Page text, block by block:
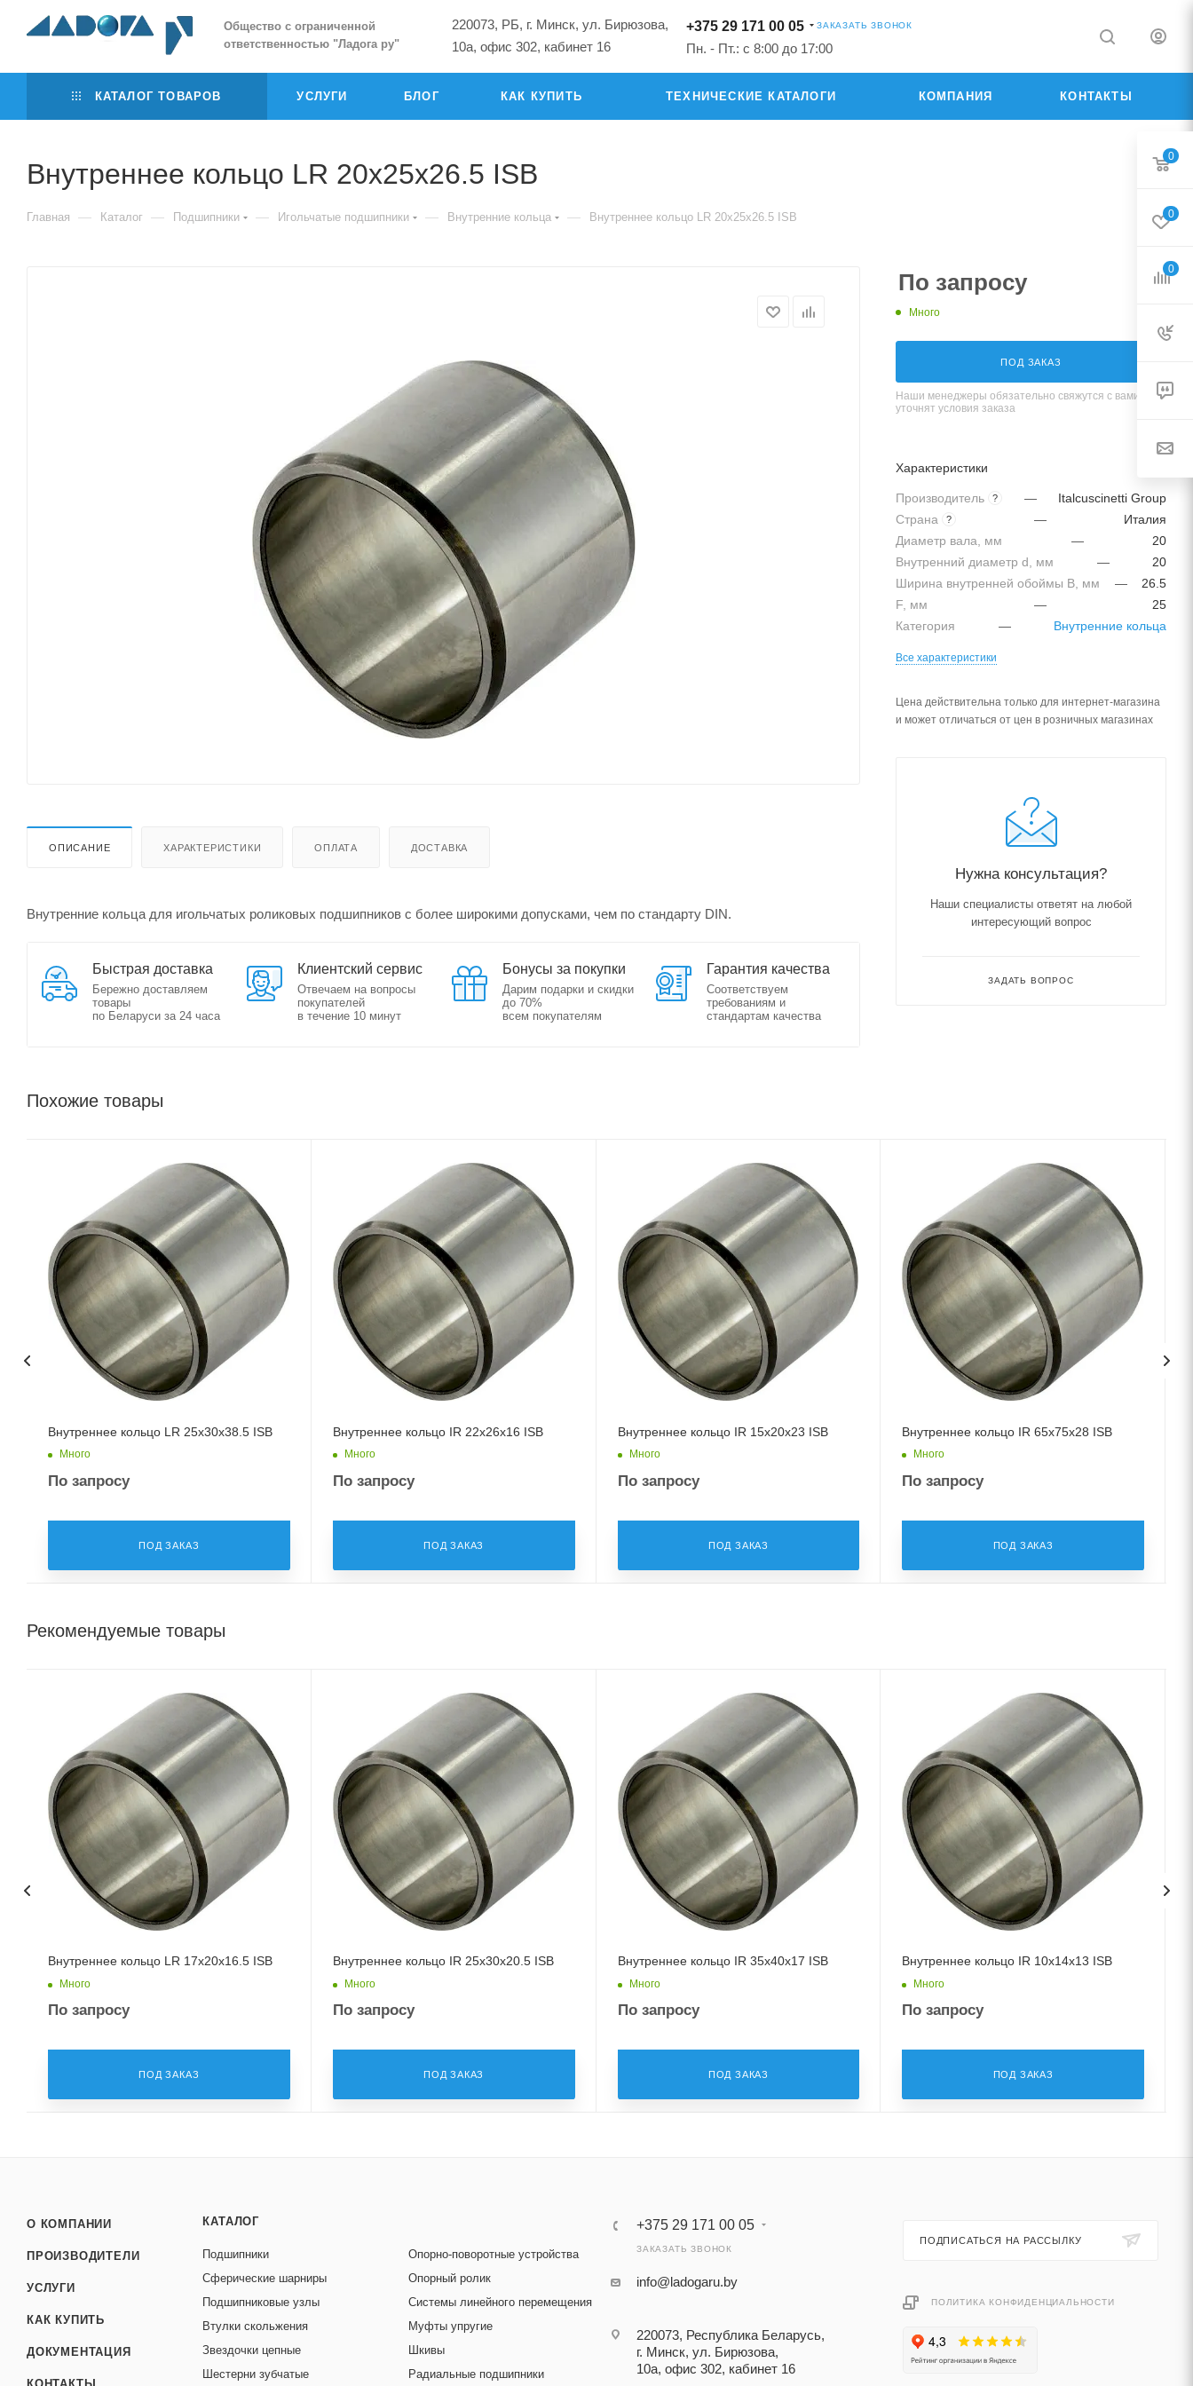
Общество с ограниченной
ответственностью "Ладога ру"
220073, РБ, г. Минск, ул. Бирюзова,
10а, офис 302, кабинет 16
+375 29 171 00 05 ЗАКАЗАТЬ ЗВОНОК
Пн. - Пт.: с 8:00 до 17:00
КАТАЛОГ ТОВАРОВ УСЛУГИ БЛОГ КАК КУПИТЬ ТЕХНИЧЕСКИЕ КАТАЛОГИ КОМПАНИЯ КОНТАКТЫ
Внутреннее кольцо LR 20x25x26.5 ISB
Главная — Каталог — Подшипники — Игольчатые подшипники — Внутренние кольца — Внутреннее кольцо LR 20x25x26.5 ISB
ОПИСАНИЕ ХАРАКТЕРИСТИКИ ОПЛАТА ДОСТАВКА
Внутренние кольца для игольчатых роликовых подшипников с более широкими допусками, чем по стандарту DIN.
Быстрая доставка
Бережно доставляем
товары
по Беларуси за 24 часа
Клиентский сервис
Отвечаем на вопросы
покупателей
в течение 10 минут
Бонусы за покупки
Дарим подарки и скидки
до 70%
всем покупателям
Гарантия качества
Соответствуем
требованиям и
стандартам качества
По запросу
Много
ПОД ЗАКАЗ
Наши менеджеры обязательно свяжутся с вами и
уточнят условия заказа
Характеристики
Производитель ? —
Italcuscinetti Group
Страна
? —
Италия
Диаметр вала, мм
—
20
Внутренний диаметр d, мм
—
20
Ширина внутренней обоймы B, мм
—
26.5
F, мм
—
25
Категория
— Внутренние кольца
Все характеристики
Цена действительна только для интернет-магазина
и может отличаться от цен в розничных магазинах
Нужна консультация?
Наши специалисты ответят на любой
интересующий вопрос
ЗАДАТЬ ВОПРОС
Похожие товары
Внутреннее кольцо LR 25x30x38.5 ISB
Много
По запросу
ПОД ЗАКАЗ
Внутреннее кольцо IR 22x26x16 ISB
Много
По запросу
ПОД ЗАКАЗ
Внутреннее кольцо IR 15x20x23 ISB
Много
По запросу
ПОД ЗАКАЗ
Внутреннее кольцо IR 65x75x28 ISB
Много
По запросу
ПОД ЗАКАЗ
Рекомендуемые товары
Внутреннее кольцо LR 17x20x16.5 ISB
Много
По запросу
ПОД ЗАКАЗ
Внутреннее кольцо IR 25x30x20.5 ISB
Много
По запросу
ПОД ЗАКАЗ
Внутреннее кольцо IR 35x40x17 ISB
Много
По запросу
ПОД ЗАКАЗ
Внутреннее кольцо IR 10x14x13 ISB
Много
По запросу
ПОД ЗАКАЗ
О КОМПАНИИ
ПРОИЗВОДИТЕЛИ
УСЛУГИ
КАК КУПИТЬ
ДОКУМЕНТАЦИЯ
КАТАЛОГ
Подшипники
Сферические шарниры
Подшипниковые узлы
Втулки скольжения
Звездочки цепные
Шестерни зубчатые
Опорно-поворотные устройства
Опорный ролик
Системы линейного перемещения
Муфты упругие
Шкивы
Радиальные подшипники
+375 29 171 00 05
ЗАКАЗАТЬ ЗВОНОК
info@ladogaru.by
220073, Республика Беларусь,
г. Минск, ул. Бирюзова,
10а, офис 302, кабинет 16
ПОДПИСАТЬСЯ НА РАССЫЛКУ
ПОЛИТИКА КОНФИДЕНЦИАЛЬНОСТИ
0
0
0